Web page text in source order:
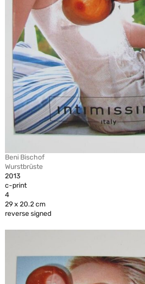
Beni Bischof
Wurstbrüste
2013
c-print
4
29 x 20.2 cm
reverse signed